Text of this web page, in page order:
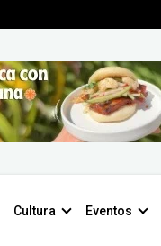
Cultura Eventos